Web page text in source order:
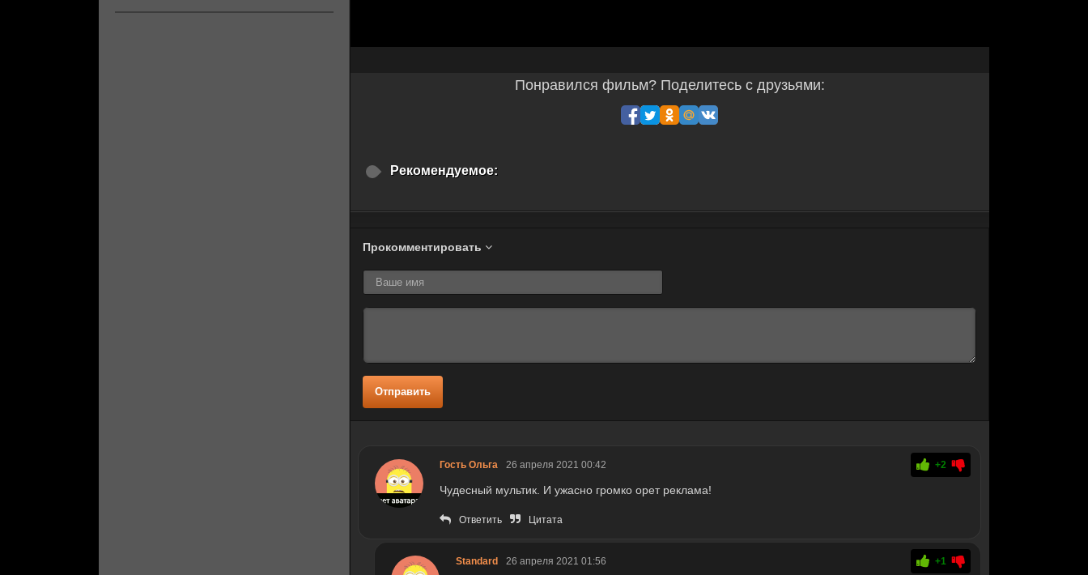
Понравился фильм? Поделитесь с друзьями:
Рекомендуемое:
Прокомментировать
Отправить
Гость Ольга 26 апреля 2021 00:42 +2
Чудесный мультик. И ужасно громко орет реклама!
Ответить Цитата
Standard 26 апреля 2021 01:56 +1